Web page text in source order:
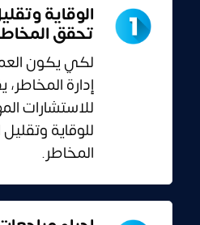
الوقاية
تحقق
لكي يكون
إدارة
للاستشارات
للوقاية
المخاطر.